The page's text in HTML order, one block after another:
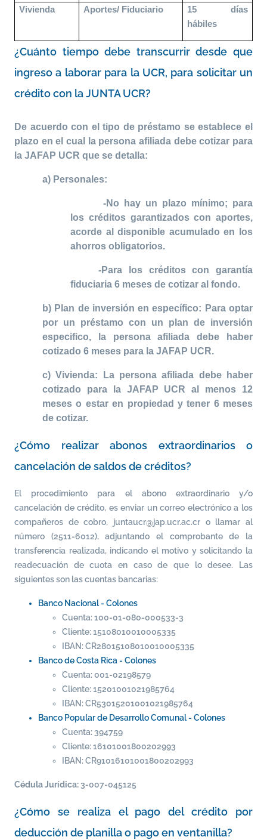
Vivienda Aportes/ Fiduciario
15 días
hábiles
¿Cuánto tiempo debe transcurrir desde que
ingreso a laborar para la UCR, para solicitar un
crédito con la JUNTA UCR?
De acuerdo con el tipo de préstamo se establece el
plazo en el cual la persona afiliada debe cotizar para
la JAFAP UCR que se detalla:
a) Personales:
-No hay un plazo mínimo; para
los créditos garantizados con aportes,
acorde al disponible acumulado en los
ahorros obligatorios.
-Para los créditos con garantía
fiduciaria 6 meses de cotizar al fondo.
b) Plan de inversión en específico: Para optar
por un préstamo con un plan de inversión
especifico, la persona afiliada debe haber
cotizado 6 meses para la JAFAP UCR.
c) Vivienda: La persona afiliada debe haber
cotizado para la JAFAP UCR al menos 12
meses o estar en propiedad y tener 6 meses
de cotizar.
¿Cómo realizar abonos extraordinarios o
cancelación de saldos de créditos?
El procedimiento para el abono extraordinario y/o
cancelación de crédito, es enviar un correo electrónico a los
compañeros de cobro, juntaucr@jap.ucr.ac.cr o llamar al
número (2511-6012), adjuntando el comprobante de la
transferencia realizada, indicando el motivo y solicitando la
readecuación de cuota en caso de que lo desee. Las
siguientes son las cuentas bancarias:
Banco Nacional - Colones
Cuenta: 100-01-080-000533-3
Cliente: 15108010010005335
IBAN: CR28015108010010005335
Banco de Costa Rica - Colones
Cuenta: 001-02198579
Cliente: 15201001021985764
IBAN: CR53015201001021985764
Banco Popular de Desarrollo Comunal - Colones
Cuenta: 394759
Cliente: 16101001800202993
IBAN: CR91016101001800202993
Cédula Jurídica: 3-007-045125
¿Cómo se realiza el pago del crédito por
deducción de planilla o pago en ventanilla?